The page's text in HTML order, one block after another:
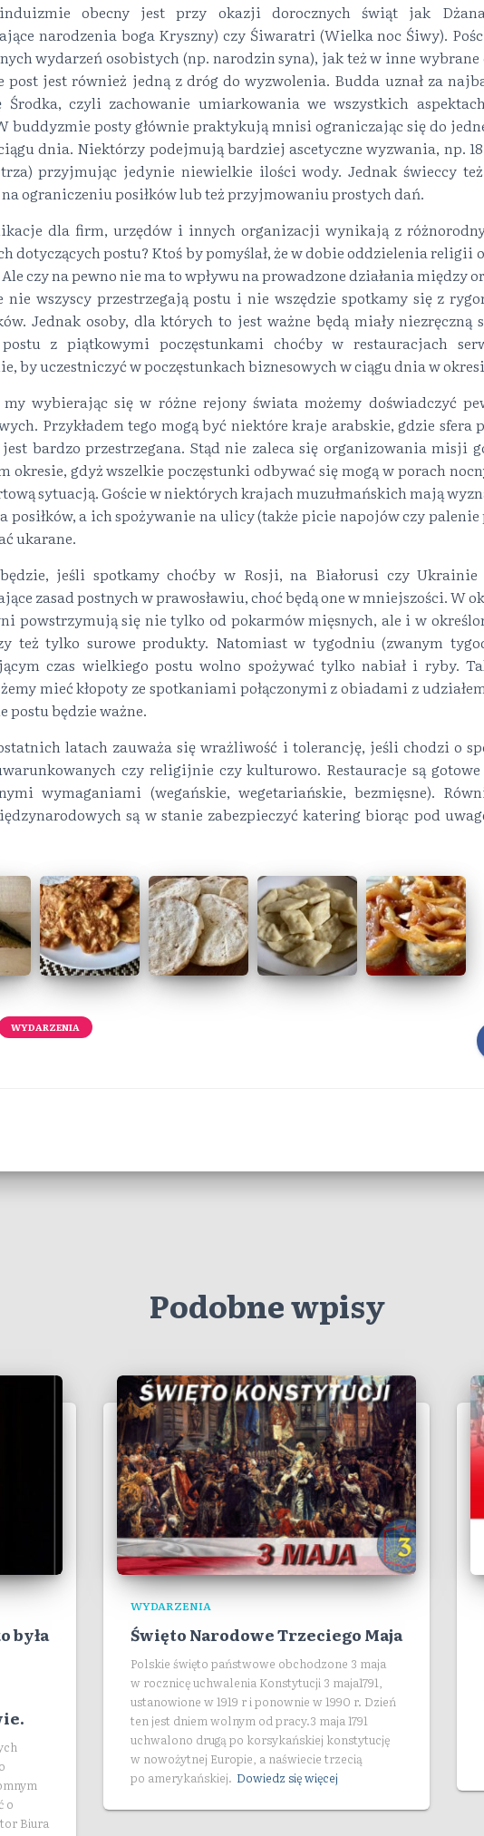
obecny jest przy okazji dorocznych świąt jak
narodzenia boga Kryszny) czy Śiwaratri (Wielka noc Śiwy).
wydarzeń osobistych (np. narodzin syna), jak też w inne
post jest również jedną z dróg do wyzwolenia. Budda uznał za
Środka, czyli zachowanie umiarkowania we wszystkich
buddyzmie posty głównie praktykują mnisi ograniczając się do
dnia. Niektórzy podejmują bardziej ascetyczne wyzwania, np.
przyjmując jedynie niewielkie ilości wody. Jednak świeccy
ograniczeniu posiłków lub też przyjmowaniu prostych dań.
dla firm, urzędów i innych organizacji wynikają z
dotyczących postu? Ktoś by pomyślał, że w dobie oddzielenia religii
czy na pewno nie ma to wpływu na prowadzone działania między
nie wszyscy przestrzegają postu i nie wszędzie spotkamy się z
Jednak osoby, dla których to jest ważne będą miały niezręczną
z piątkowymi poczęstunkami choćby w restauracjach
by uczestniczyć w poczęstunkach biznesowych w ciągu dnia w
wybierając się w różne rejony świata możemy doświadczyć
Przykładem tego mogą być niektóre kraje arabskie, gdzie sfera
bardzo przestrzegana. Stąd nie zaleca się organizowania misji
okresie, gdyż wszelkie poczęstunki odbywać się mogą w porach
sytuacją. Goście w niektórych krajach muzułmańskich mają
posiłków, a ich spożywanie na ulicy (także picie napojów czy palenie
ukarane.
jeśli spotkamy choćby w Rosji, na Białorusi czy
zasad postnych w prawosławiu, choć będą one w mniejszości. W
powstrzymują się nie tylko od pokarmów mięsnych, ale i w
też tylko surowe produkty. Natomiast w tygodniu (zwanym
czas wielkiego postu wolno spożywać tylko nabiał i ryby.
mieć kłopoty ze spotkaniami połączonymi z obiadami z
postu będzie ważne.
latach zauważa się wrażliwość i tolerancję, jeśli chodzi o
czy religijnie czy kulturowo. Restauracje są
wymaganiami (wegańskie, wegetariańskie, bezmięsne).
są w stanie zabezpieczyć katering biorąc pod
WYDARZENIA
Podobne wpisy
była
o
Biura
WYDARZENIA
Święto Narodowe Trzeciego Maja
Polskie święto państwowe obchodzone 3 maja
w rocznicę uchwalenia Konstytucji 3 maja1791,
ustanowione w 1919 r i ponownie w 1990 r. Dzień
ten jest dniem wolnym od pracy.3 maja 1791
uchwalono drugą po korsykańskiej konstytucję
w nowożytnej Europie, a naświecie trzecią
po amerykańskiej. Dowiedz się więcej